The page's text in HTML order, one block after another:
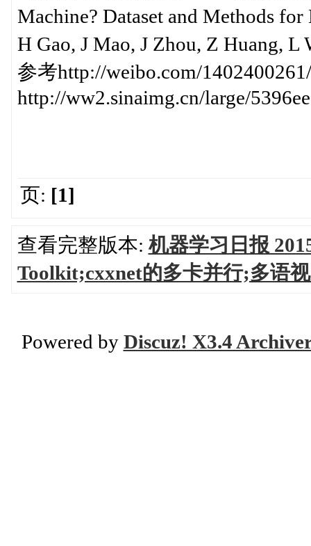
Machine? Dataset and Methods
H Gao, J Mao, J Zhou, Z Huang,
参考http://weibo.com/
http://ww2.sinaimg.cn/large/
页: [1]
查看完整版本: 机器学习日报
Toolkit;cxxnet的多卡并行;多语
Powered by Discuz! X3.4